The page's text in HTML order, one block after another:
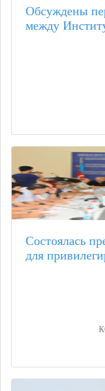
Обсуждены
между
Состоялась
для